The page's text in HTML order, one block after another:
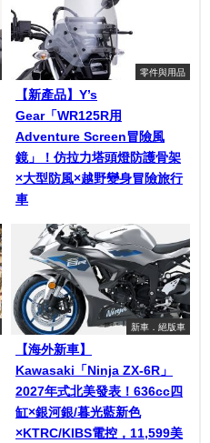
零件與用品
【新產品】Y’s
Gear「WR125R用
Adventure Screen冒險風
鏡」！仿拉力塔頭燈防護骨架
×大型防風×越野變身冒險旅行
車
新車．絕版車
【海外新車】
Kawasaki「Ninja ZX-6R」
2027年式北美發表！636cc四
缸×銀河銀/暮光藍新色
×KTRC/KIBS電控，11,599美